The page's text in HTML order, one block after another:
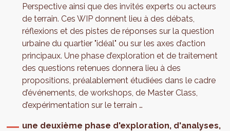
Perspective ainsi que des invités experts ou acteurs
de terrain. Ces WIP donnent lieu à des débats,
réflexions et des pistes de réponses sur la question
urbaine du quartier "idéal" ou sur les axes d’action
principaux. Une phase d’exploration et de traitement
des questions retenues donnera lieu à des
propositions, préalablement étudiées dans le cadre
d’événements, de workshops, de Master Class,
d’expérimentation sur le terrain …
une deuxième phase d'exploration, d'analyses,